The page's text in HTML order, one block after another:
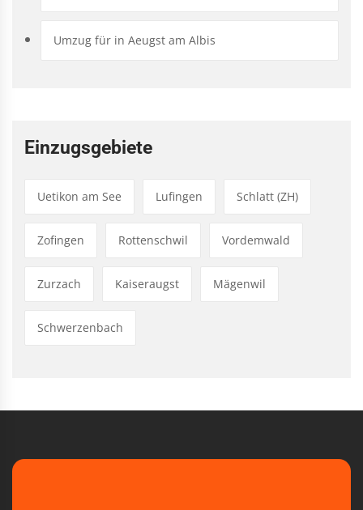
Umzug für in Aeugst am Albis
Einzugsgebiete
Uetikon am See Lufingen Schlatt (ZH)
Zofingen Rottenschwil Vordemwald
Zurzach Kaiseraugst Mägenwil
Schwerzenbach